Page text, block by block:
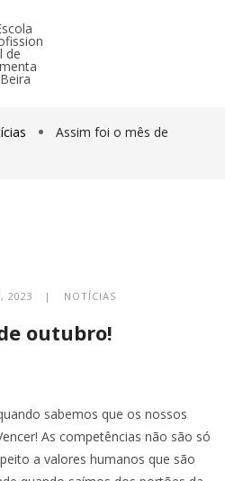
Assim foi o mês de
2023 | NOTÍCIAS
outubro!
sabemos que os nossos
As competências não são só
a valores humanos que são